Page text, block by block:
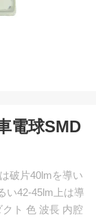
電球SMD
破片40lmを導い
い42-45lm上は導
ト 色 波長 内腔